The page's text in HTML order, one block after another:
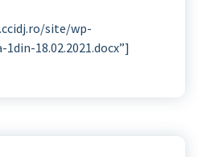
site/wp-
18.02.2021.docx”]